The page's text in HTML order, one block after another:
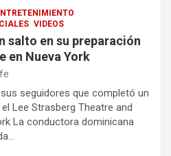
VIDEOS
salto en su preparación
en Nueva York
seguidores que completó un
Lee Strasberg Theatre and
La conductora dominicana